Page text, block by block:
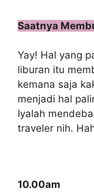
Saatnya
Yay! Hal yang
liburan itu
kemana saja
menjadi hal
Iyalah
traveler nih.
10.00am